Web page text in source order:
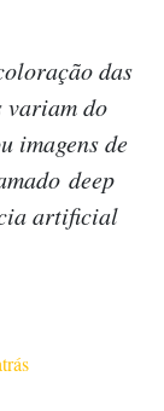
das
variam do
imagens de
deep
artificial